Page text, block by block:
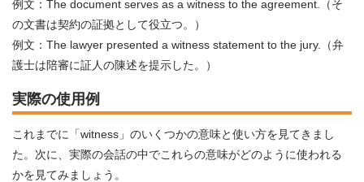
例文：The document serves as a witness to the agreement.（そ
の文書は契約の証拠として役立つ。）
例文：The lawyer presented a witness statement to the jury.（弁
護士は陪審に証人の陳述を提示した。）
実際の使用例
これまでに「witness」のいくつかの意味と使い方を見てきまし
た。次に、実際の会話の中でこれらの意味がどのように使われる
かを見てみましょう。